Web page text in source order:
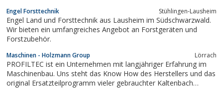
Engel Forsttechnik Stühlingen-Lausheim
Engel Land und Forsttechnik aus Lausheim im Südschwarzwald.
Wir bieten ein umfangreiches Angebot an Forstgeräten und
Forstzubehör.
Maschinen - Holzmann Group Lörrach
PROFILTEC ist ein Unternehmen mit langjähriger Erfahrung im
Maschinenbau. Uns steht das Know How des Herstellers und das
original Ersatzteilprogramm vieler gebrauchter Kaltenbach